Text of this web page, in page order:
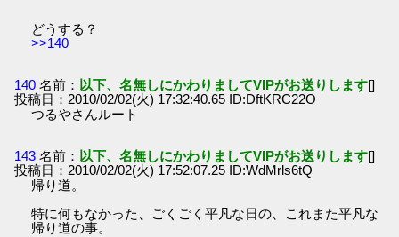
どうする？
>>140
140 名前： 以下、名無しにかわりましてVIPがお送りします[]
投稿日：2010/02/02(火) 17:32:40.65 ID:DftKRC22O
つるやさんルート
143 名前： 以下、名無しにかわりましてVIPがお送りします[]
投稿日：2010/02/02(火) 17:52:07.25 ID:WdMrls6tQ
帰り道。
特に何もなかった、ごくごく平凡な日の、これまた平凡な
帰り道の事。